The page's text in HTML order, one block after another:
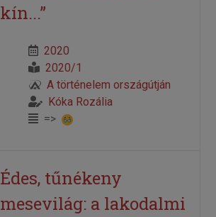
kín...”
2020
2020/1
A történelem országútján
Kóka Rozália
=>
Édes, tűnékeny
mesevilág: a lakodalmi